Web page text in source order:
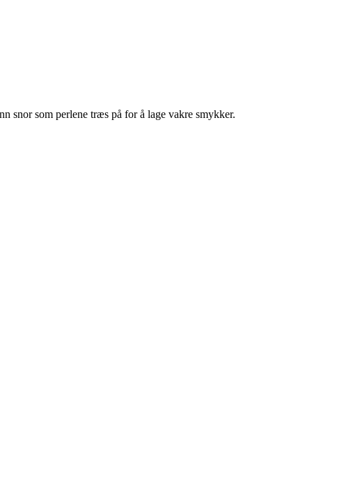
snor som perlene træs på for å lage vakre smykker.